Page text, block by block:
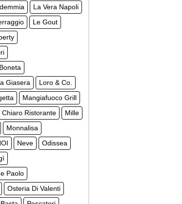
La Vera Napoli
Le Gout
Giasera
Loro & Co.
Mangiafuoco Grill
Chiaro Ristorante
Mille
Monnalisa
Neve
Odissea
Paolo
Osteria Di Valenti